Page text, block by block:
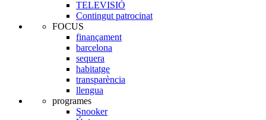
TELEVISIÓ
Contingut patrocinat
FOCUS
finançament
barcelona
sequera
habitatge
transparència
llengua
programes
Snooker